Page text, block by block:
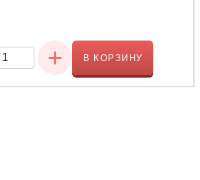
+ В КОРЗИНУ